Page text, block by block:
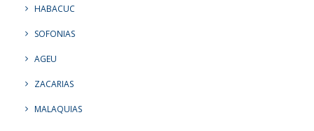
HABACUC
SOFONIAS
AGEU
ZACARIAS
MALAQUIAS